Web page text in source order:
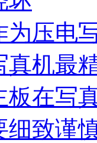
为压电
真机最
板在写
细致谨